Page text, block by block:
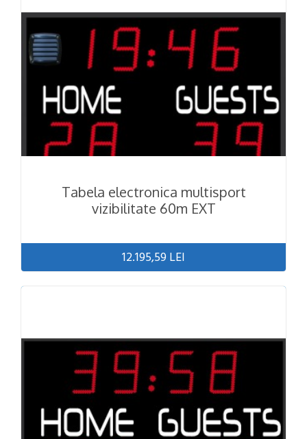
Tabela electronica multisport
vizibilitate 60m EXT
12.195,59 LEI